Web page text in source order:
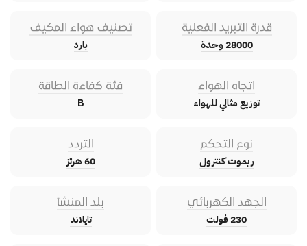
قدرة التبريد الفعلية
28000 وحدة
تصنيف هواء المكيف
بارد
اتجاه الهواء
توزيع مثالي للهواء
فئة كفاءة الطاقة
B
نوع التحكم
ريموت كنترول
التردد
60 هرتز
الجهد الكهربائي
230 فولت
بلد المنشأ
تايلاند